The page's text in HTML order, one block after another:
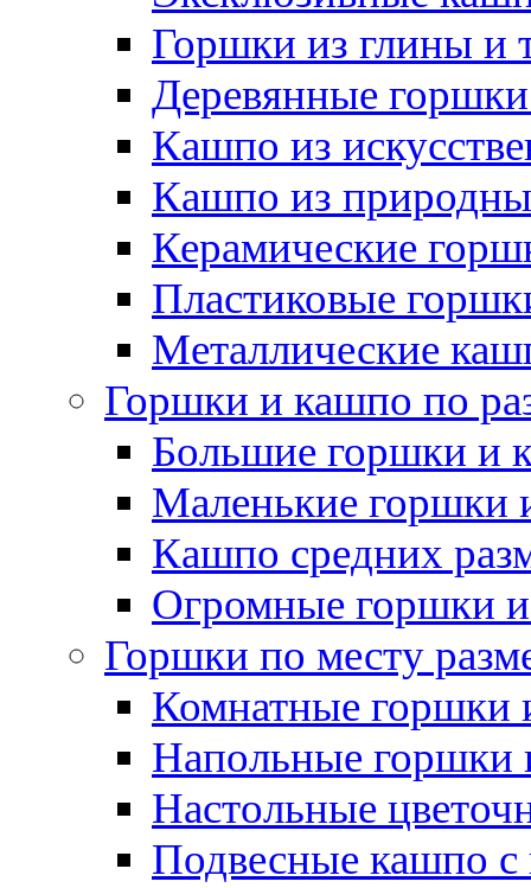
Горшки из глины и
Деревянные
Кашпо из
Кашпо из
Керамические
Пластиковые
Металлические
Горшки и кашпо по
Большие горшки и
Маленькие горшки
Кашпо средних
Огромные горшки
Горшки по месту
Комнатные горшки
Напольные горшки
Настольные
Подвесные кашпо с